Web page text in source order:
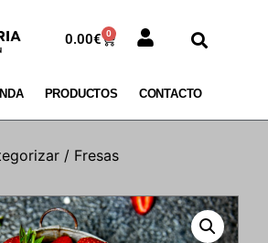
PRODUCTOS CONTACTO
0.00€ 0
/ Fresas